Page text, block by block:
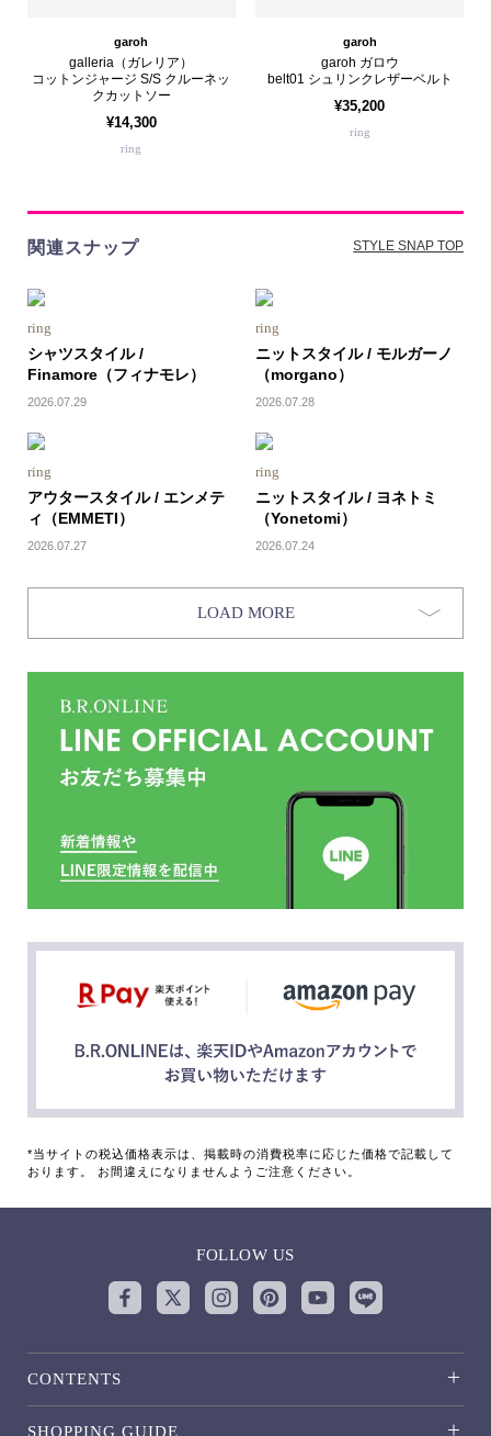
garoh
galleria（ガレリア）
コットンジャージ S/S クルーネッ
クカットソー
¥14,300
ring
garoh
garoh ガロウ
belt01 シュリンクレザーベルト
¥35,200
ring
関連スナップ STYLE SNAP TOP
ring
シャツスタイル /
Finamore（フィナモレ）
2026.07.29
ring
ニットスタイル / モルガーノ
（morgano）
2026.07.28
ring
アウタースタイル / エンメテ
ィ（EMMETI）
2026.07.27
ring
ニットスタイル / ヨネトミ
（Yonetomi）
2026.07.24
LOAD MORE
*当サイトの税込価格表示は、掲載時の消費税率に応じた価格で記載して
おります。 お間違えになりませんようご注意ください。
FOLLOW US
CONTENTS
SHOPPING GUIDE